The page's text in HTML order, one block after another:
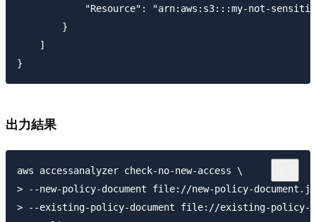
"Resource": "arn:aws:s3:::my-not-
        }
    ]
出力結果
aws accessanalyzer check-no-new-access \
> --new-policy-document file://new-policy-
> --existing-policy-document file://existing-policy-